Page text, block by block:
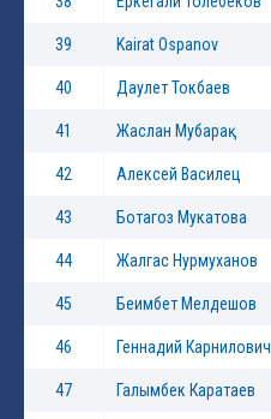
39 Kairat Ospanov
40 Даулет Токбаев
41 Жаслан Мубарақ
42 Алексей Василец
43 Ботагоз Мукатова
44 Жалгас Нурмуханов
45 Беимбет Мелдешов
46 Геннадий Карнилович
47 Галымбек Каратаев